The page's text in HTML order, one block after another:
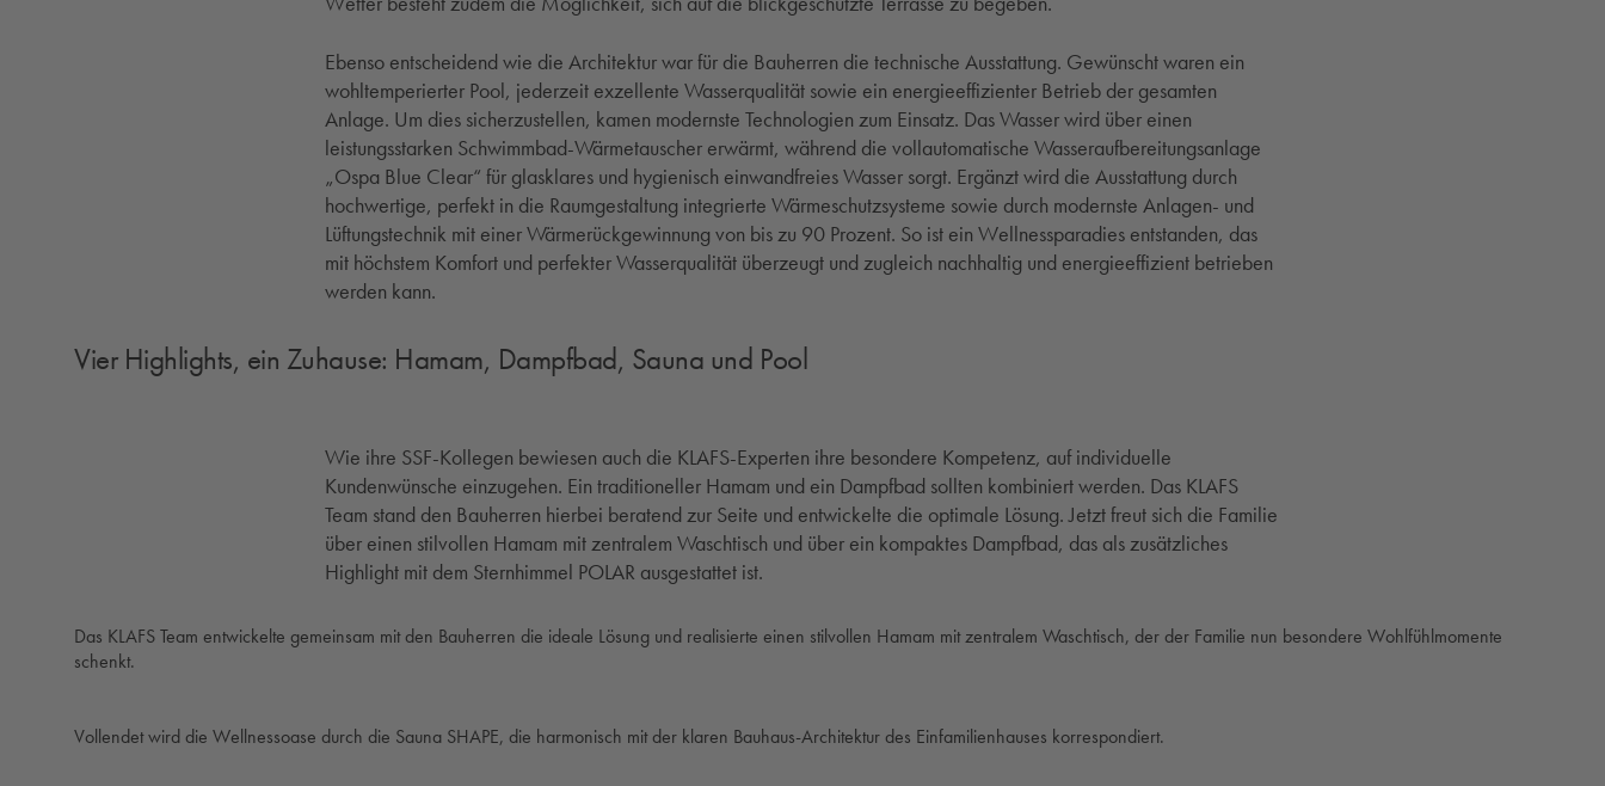
Ebenso entscheidend wie die Architektur war für die Bauherren die technische Ausstattung. Gewünscht waren ein
wohltemperierter Pool, jederzeit exzellente Wasserqualität sowie ein energieeffizienter Betrieb der gesamten
Anlage. Um dies sicherzustellen, kamen modernste Technologien zum Einsatz. Das Wasser wird über einen
leistungsstarken Schwimmbad-Wärmetauscher erwärmt, während die vollautomatische Wasseraufbereitungsanlage
„Ospa Blue Clear“ für glasklares und hygienisch einwandfreies Wasser sorgt. Ergänzt wird die Ausstattung durch
hochwertige, perfekt in die Raumgestaltung integrierte Wärmeschutzsysteme sowie durch modernste Anlagen- und
Lüftungstechnik mit einer Wärmerückgewinnung von bis zu 90 Prozent. So ist ein Wellnessparadies entstanden, das
mit höchstem Komfort und perfekter Wasserqualität überzeugt und zugleich nachhaltig und energieeffizient betrieben
werden kann.
Vier Highlights, ein Zuhause: Hamam, Dampfbad, Sauna und Pool
Wie ihre SSF-Kollegen bewiesen auch die KLAFS-Experten ihre besondere Kompetenz, auf individuelle
Kundenwünsche einzugehen. Ein traditioneller Hamam und ein Dampfbad sollten kombiniert werden. Das KLAFS
Team stand den Bauherren hierbei beratend zur Seite und entwickelte die optimale Lösung. Jetzt freut sich die Familie
über einen stilvollen Hamam mit zentralem Waschtisch und über ein kompaktes Dampfbad, das als zusätzliches
Highlight mit dem Sternhimmel POLAR ausgestattet ist.
Das KLAFS Team entwickelte gemeinsam mit den Bauherren die ideale Lösung und realisierte einen stilvollen Hamam mit zentralem Waschtisch, der der Familie nun besondere Wohlfühlmomente
schenkt.
Vollendet wird die Wellnessoase durch die Sauna SHAPE, die harmonisch mit der klaren Bauhaus-Architektur des Einfamilienhauses korrespondiert.